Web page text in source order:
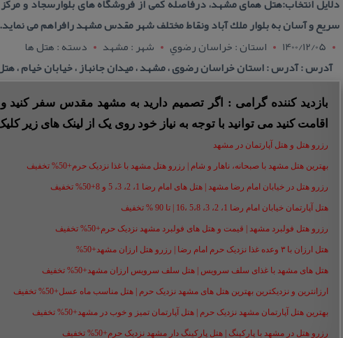
سریع و آسان به بلوار ملك آباد ونقاط مختلف شهر مقدس مشهد رافراهم می نماید.
1400/12/05
استان : خراسان رضوي شهر : مشهد
دسته : هتل ها
آدرس : آدرس : استان خراسان رضوی ، مشهد ، میدان جانباز ، خیابان خیام ،
بازدید کننده گرامی : اگر تصمیم دارید به مشهد مقدس سفر کنید
اقامت کنید می توانید با توجه به نیاز خود روی یک از لینک های زیر
رزرو هتل و هتل آپارتمان در مشهد
بهترین هتل مشهد با صبحانه، ناهار و شام | رزرو هتل مشهد با غذا نزدیک حرم+50% تخفیف
رزرو هتل در خیابان امام رضا مشهد | هتل‌ های امام رضا 1، 2، 3، 5 و 8+50% تخفیف
هتل آپارتمان خیابان امام رضا 1، 2، 3، 5،8 ،16 | تا 90 % تخفیف
رزرو هتل فولبرد مشهد | قیمت و هتل های فولبرد مشهد نزدیک حرم+50% تخفیف
هتل ارزان با ۳ وعده غذا نزدیک حرم امام رضا | رزرو هتل ارزان مشهد+50%
هتل های مشهد با غذای سلف سرویس | هتل سلف سرویس ارزان مشهد+50% تخفیف
ارزانترین و نزدیکترین بهترین هتل های مشهد نزدیک حرم | هتل مناسب ماه عسل+50% تخفیف
بهترین هتل آپارتمان مشهد نزدیک حرم | هتل آپارتمان تمیز و خوب در مشهد+50% تخفیف
رزرو هتل در مشهد با پارکینگ | هتل پارکینگ دار مشهد نزدیک حرم+50% تخفیف